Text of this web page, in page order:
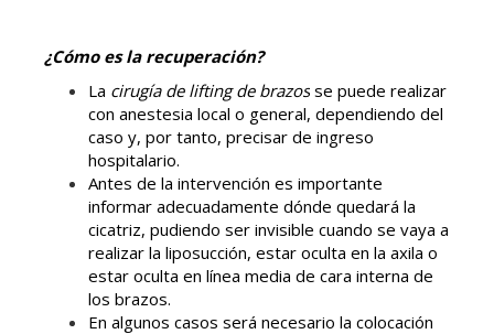
¿Cómo es la recuperación?
La cirugía de lifting de brazos se puede realizar
con anestesia local o general, dependiendo del
caso y, por tanto, precisar de ingreso
hospitalario.
Antes de la intervención es importante
informar adecuadamente dónde quedará la
cicatriz, pudiendo ser invisible cuando se vaya a
realizar la liposucción, estar oculta en la axila o
estar oculta en línea media de cara interna de
los brazos.
En algunos casos será necesario la colocación